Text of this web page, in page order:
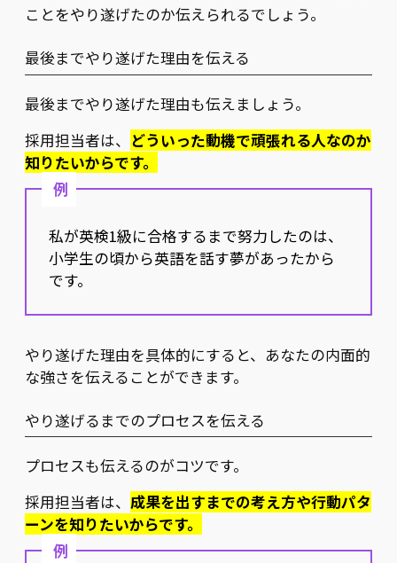
ことをやり遂げたのか伝えられるでしょう。
最後までやり遂げた理由を伝える
最後までやり遂げた理由も伝えましょう。
採用担当者は、 どういった動機で頑張れる人なのか
知りたいからです。
例
私が英検1級に合格するまで努力したのは、
小学生の頃から英語を話す夢があったから
です。
やり遂げた理由を具体的にすると、あなたの内面的
な強さを伝えることができます。
やり遂げるまでのプロセスを伝える
プロセスも伝えるのがコツです。
採用担当者は、 成果を出すまでの考え方や行動パタ
ーンを知りたいからです。
例